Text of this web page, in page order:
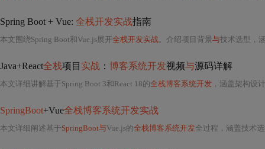
Spring Boot + Vue: 全栈开发实战指南
本文围绕Spring Boot和Vue.js展开全栈开发实战。介绍项目背景与技术选型，涵
Java+React全栈项目 实战 ： 博客系统开发视频与源码详解
本文详细讲解基于Spring Boot 3和React 18的全栈博客系统开发 ，涵盖架构设计、
SpringBoot+Vue全栈博客系统开发实战
本文详细阐述基于SpringBoot与Vue.js的全栈博客系统开发全过程，涵盖技术